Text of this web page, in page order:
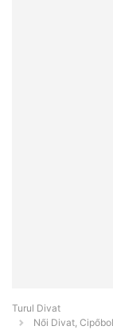
Turul Divat
Női Divat,